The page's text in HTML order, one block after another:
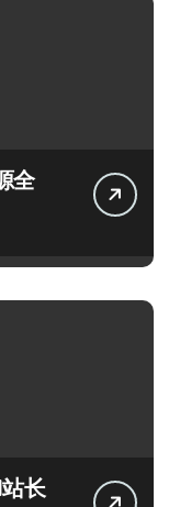
全
长